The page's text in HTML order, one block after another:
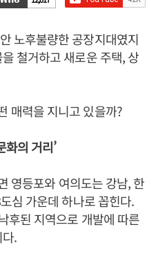
노후불량한 공장지대였지
철거하고 새로운 주택, 상
매력을 지니고 있을까?
의 거리’
영등포와 여의도는 강남, 한
심 가운데 하나로 꼽힌다.
후된 지역으로 개발에 따른
.